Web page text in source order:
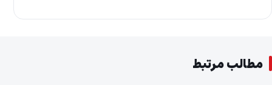
مطالب مرتبط